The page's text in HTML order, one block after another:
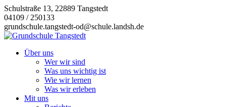
Zum
Inhalt
springen
Schulstraße 13, 22889 Tangstedt
04109 / 250133
grundschule.tangstedt-od@schule.landsh.de
Über uns
Wer wir sind
Was uns wichtig ist
Wie wir lernen
Was wir erleben
Mit uns